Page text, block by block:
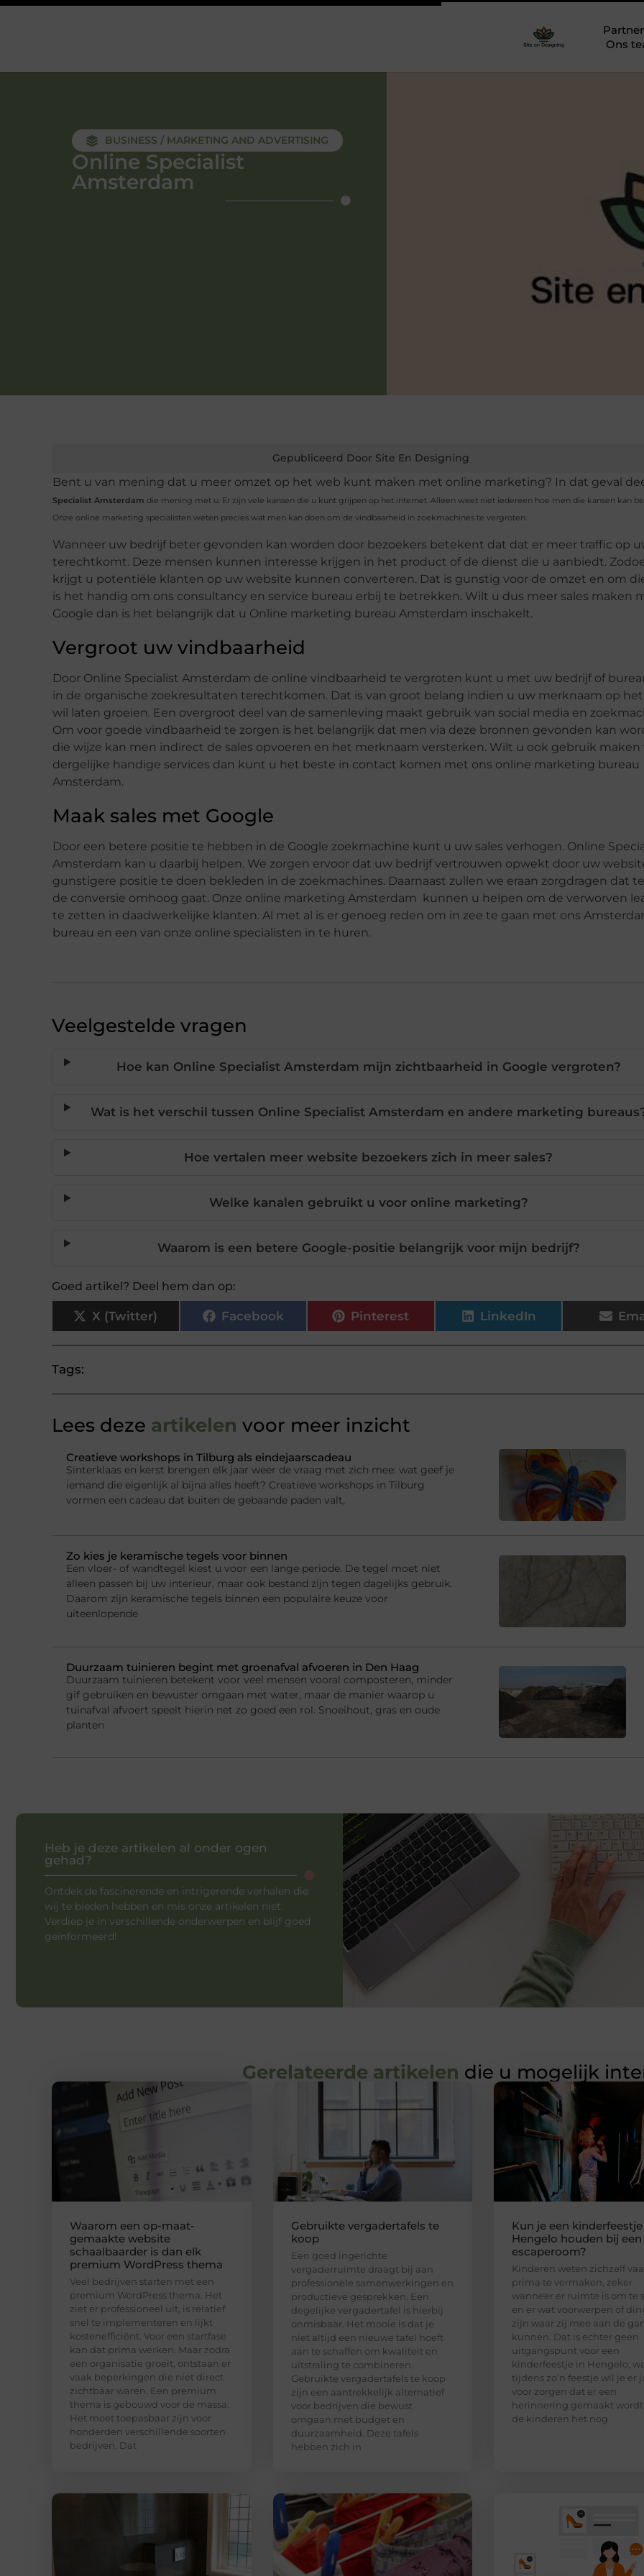
Ons
BUSINESS / MARKETING AND ADVERTISING
Online Specialist
Amsterdam
Gepubliceerd Door Site En Designing
Bent u van mening dat u meer omzet op het web kunt maken met online marketing? In dat geval
Specialist Amsterdam die mening met u. Er zijn vele kansen die u kunt grijpen op het internet. Alleen weet niet iedereen hoe men die kansen kan
Onze online marketing specialisten weten precies wat men kan doen om de vindbaarheid in zoekmachines te vergroten.
Wanneer uw bedrijf beter gevonden kan worden door bezoekers betekent dat dat er meer traffic op
terechtkomt. Deze mensen kunnen interesse krijgen in het product of de dienst die u aanbiedt.
krijgt u potentiële klanten op uw website kunnen converteren. Dat is gunstig voor de omzet en om
is het handig om ons consultancy en service bureau erbij te betrekken. Wilt u dus meer sales maken
Google dan is het belangrijk dat u Online marketing bureau Amsterdam inschakelt.
Vergroot uw vindbaarheid
Door Online Specialist Amsterdam de online vindbaarheid te vergroten kunt u met uw bedrijf of
in de organische zoekresultaten terechtkomen. Dat is van groot belang indien u uw merknaam op
wil laten groeien. Een overgroot deel van de samenleving maakt gebruik van social media en
Om voor goede vindbaarheid te zorgen is het belangrijk dat men via deze bronnen gevonden kan
die wijze kan men indirect de sales opvoeren en het merknaam versterken. Wilt u ook gebruik maken
dergelijke handige services dan kunt u het beste in contact komen met ons online marketing bureau
Amsterdam.
Maak sales met Google
Door een betere positie te hebben in de Google zoekmachine kunt u uw sales verhogen. Online
Amsterdam kan u daarbij helpen. We zorgen ervoor dat uw bedrijf vertrouwen opwekt door uw
gunstigere positie te doen bekleden in de zoekmachines. Daarnaast zullen we eraan zorgdragen dat
de conversie omhoog gaat. Onze online marketing Amsterdam kunnen u helpen om de verworven
te zetten in daadwerkelijke klanten. Al met al is er genoeg reden om in zee te gaan met ons
bureau en een van onze online specialisten in te huren.
Veelgestelde vragen
Hoe kan Online Specialist Amsterdam mijn zichtbaarheid in Google vergroten?
Wat is het verschil tussen Online Specialist Amsterdam en andere marketing
Hoe vertalen meer website bezoekers zich in meer sales?
Welke kanalen gebruikt u voor online marketing?
Waarom is een betere Google-positie belangrijk voor mijn bedrijf?
Goed artikel? Deel hem dan op:
X (Twitter) Facebook Pinterest LinkedIn
Tags:
Lees deze artikelen voor meer inzicht
Creatieve workshops in Tilburg als eindejaarscadeau
Sinterklaas en kerst brengen elk jaar weer de vraag met zich mee: wat geef je
iemand die eigenlijk al bijna alles heeft? Creatieve workshops in Tilburg
vormen een cadeau dat buiten de gebaande paden valt,
Zo kies je keramische tegels voor binnen
Een vloer- of wandtegel kiest u voor een lange periode. De tegel moet niet
alleen passen bij uw interieur, maar ook bestand zijn tegen dagelijks gebruik.
Daarom zijn keramische tegels binnen een populaire keuze voor
uiteenlopende
Duurzaam tuinieren begint met groenafval afvoeren in Den Haag
Duurzaam tuinieren betekent voor veel mensen vooral composteren, minder
gif gebruiken en bewuster omgaan met water, maar de manier waarop u
tuinafval afvoert speelt hierin net zo goed een rol. Snoeihout, gras en oude
planten
Heb je deze artikelen al onder ogen
gehad?
Ontdek de fascinerende en intrigerende verhalen die
wij te bieden hebben en mis onze artikelen niet.
Verdiep je in verschillende onderwerpen en blijf goed
geïnformeerd!
Gerelateerde artikelen die u mogelijk
Waarom een op-maat-
gemaakte website
schaalbaarder is dan elk
premium WordPress thema
Veel bedrijven starten met een
premium WordPress thema. Het
ziet er professioneel uit, is relatief
snel te implementeren en lijkt
kostenefficiënt. Voor een startfase
kan dat prima werken. Maar zodra
een organisatie groeit, ontstaan er
vaak beperkingen die niet direct
zichtbaar waren. Een premium
thema is gebouwd voor de massa.
Het moet toepasbaar zijn voor
honderden verschillende soorten
bedrijven. Dat
Gebruikte vergadertafels te
koop
Een goed ingerichte
vergaderruimte draagt bij aan
professionele samenwerkingen en
productieve gesprekken. Een
degelijke vergadertafel is hierbij
onmisbaar. Het mooie is dat je
niet altijd een nieuwe tafel hoeft
aan te schaffen om kwaliteit en
uitstraling te combineren.
Gebruikte vergadertafels te koop
zijn een aantrekkelijk alternatief
voor bedrijven die bewust
omgaan met budget en
duurzaamheid. Deze tafels
hebben zich in
Kun je een
Hengelo houden bij een
escaperoom?
Kinderen weten zichzelf
prima te vermaken, zeker
wanneer er ruimte is om te
en er wat voorwerpen of
zijn waar zij mee aan de
kunnen. Dat is echter geen
uitgangspunt voor een
kinderfeestje in Hengelo,
tijdens zo’n feestje wil je er
voor zorgen dat er een
herinnering gemaakt wordt
de kinderen het nog